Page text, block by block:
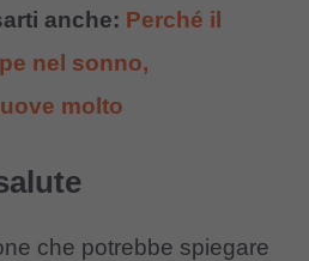
anche: Perché il
nel sonno,
molto
che potrebbe spiegare